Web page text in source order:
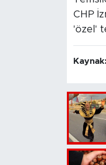
CHP
'özel'
Kaynak: